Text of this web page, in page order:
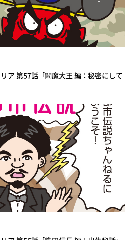
ア 第57話「閻魔大王 編：秘密にして